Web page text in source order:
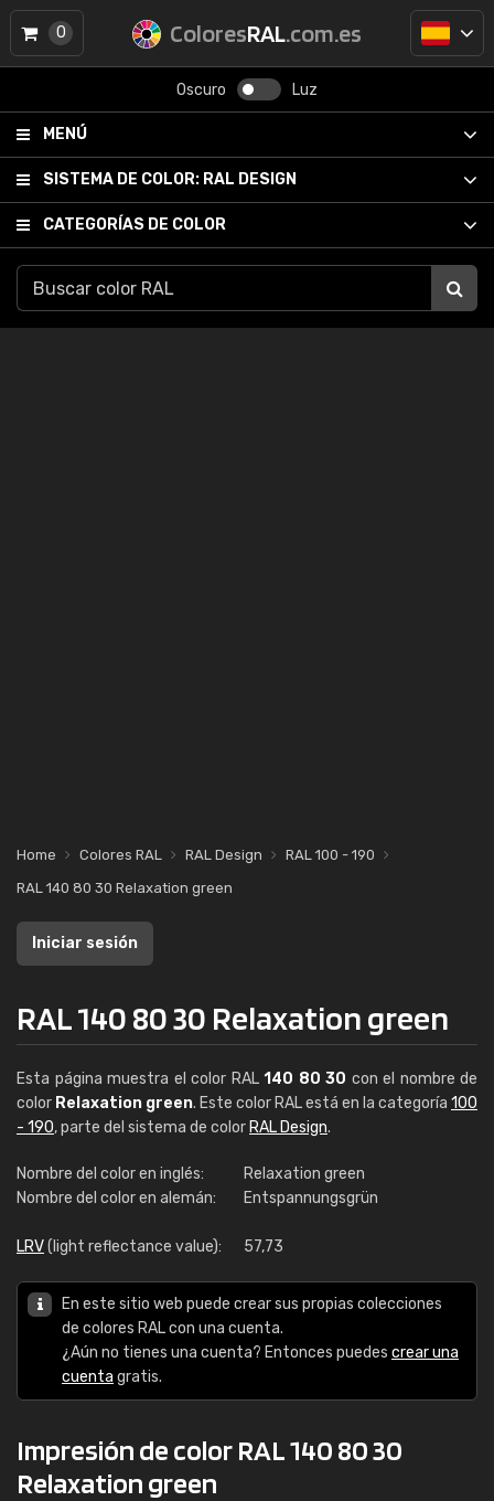
ColoresRAL.com.es
Oscuro Luz
MENÚ
SISTEMA DE COLOR: RAL DESIGN
CATEGORÍAS DE COLOR
0
Home Colores RAL RAL Design
RAL 100 - 190
RAL 140 80 30 Relaxation green
Iniciar sesión
RAL 140 80 30 Relaxation green
Esta página muestra el color RAL 140 80 30 con el nombre de
color Relaxation green. Este color RAL está en la categoría 100
- 190, parte del sistema de color RAL Design.
Nombre del color en inglés:
Relaxation green
Nombre del color en alemán:
Entspannungsgrün
LRV(light reflectance value): 57,73
En este sitio web puede crear sus propias colecciones
de colores RAL con una cuenta.
¿Aún no tienes una cuenta? Entonces puedes crear una
cuenta gratis.
Impresión de color RAL 140 80 30
Relaxation green